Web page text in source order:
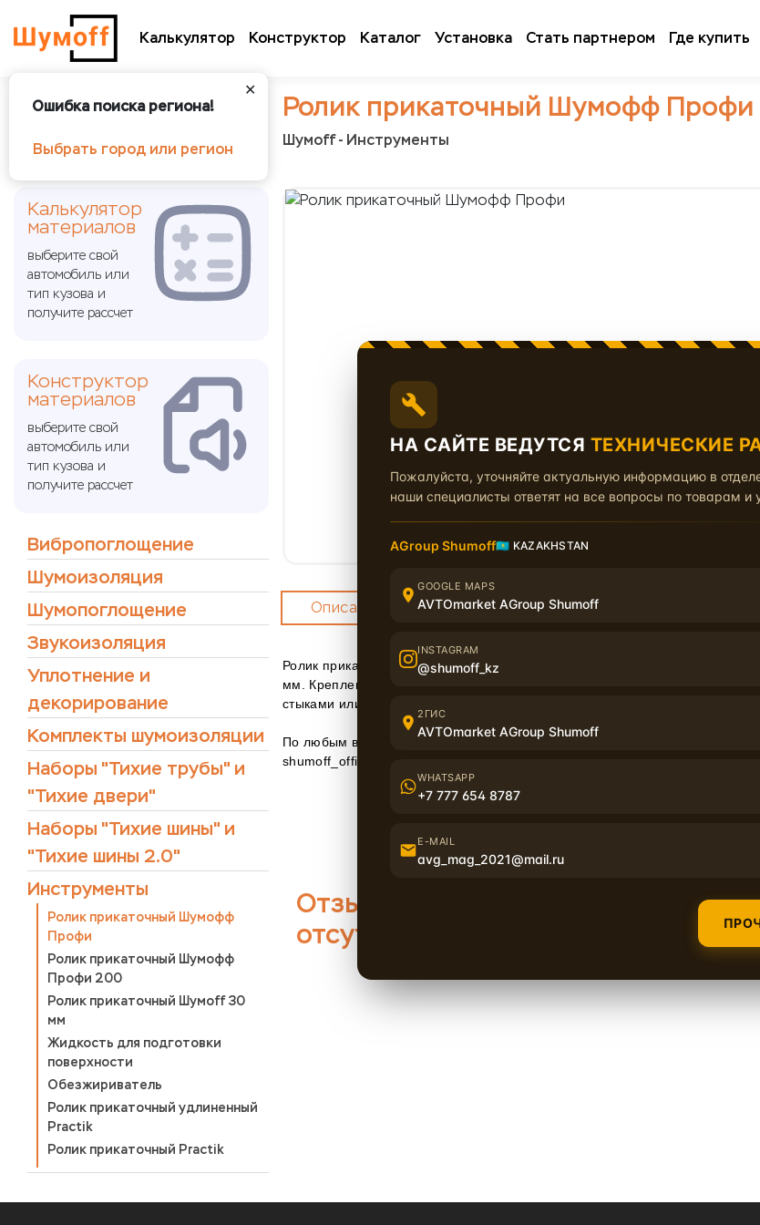
Калькулятор Конструктор Каталог Установка Стать партнером Где купить
✕
Ошибка поиска региона!
Выбрать город или регион
Ролик прикаточный Шумофф Профи
Шумoff - Инструменты
Калькулятор
материалов
выберите свой
автомобиль или
тип кузова и
получите рассчет
Конструктор
материалов
выберите свой
автомобиль или
тип кузова и
получите рассчет
Вибропоглощение
Шумоизоляция
Шумопоглощение
Звукоизоляция
Уплотнение и
декорирование
Комплекты шумоизоляции
Наборы "Тихие трубы" и
"Тихие двери"
Наборы "Тихие шины" и
"Тихие шины 2.0"
Инструменты
Ролик прикаточный Шумофф
Профи
Ролик прикаточный Шумофф
Профи 200
Ролик прикаточный Шумоff 30
мм
Жидкость для подготовки
поверхности
Обезжириватель
Ролик прикаточный удлиненный
Practik
Ролик прикаточный Practik
Описание Характеристики
Ролик прикаточный
Профи выполнен из оцинкованной стали,
мм. Крепление бегунка к ручке с одной стороны, что обеспечивает более
стыками или стенками. Ручка выполнена из высокопрочного пластика
По любым вопросам о материалах, их установке или применению пишите
shumoff_official.
Отзывы на Ролик прикаточный
отсутствуют.
НА САЙТЕ ВЕДУТСЯ ТЕХНИЧЕСКИЕ
Пожалуйста, уточняйте актуальную информацию в
наши специалисты ответят на все вопросы по товарам и
AGroup Shumoff🇰🇿 KAZAKHSTAN
GOOGLE MAPS
AVTOmarket AGroup Shumoff
INSTAGRAM
@shumoff_kz
2ГИС
AVTOmarket AGroup Shumoff
WHATSAPP
+7 777 654 8787
E-MAIL
avg_mag_2021@mail.ru